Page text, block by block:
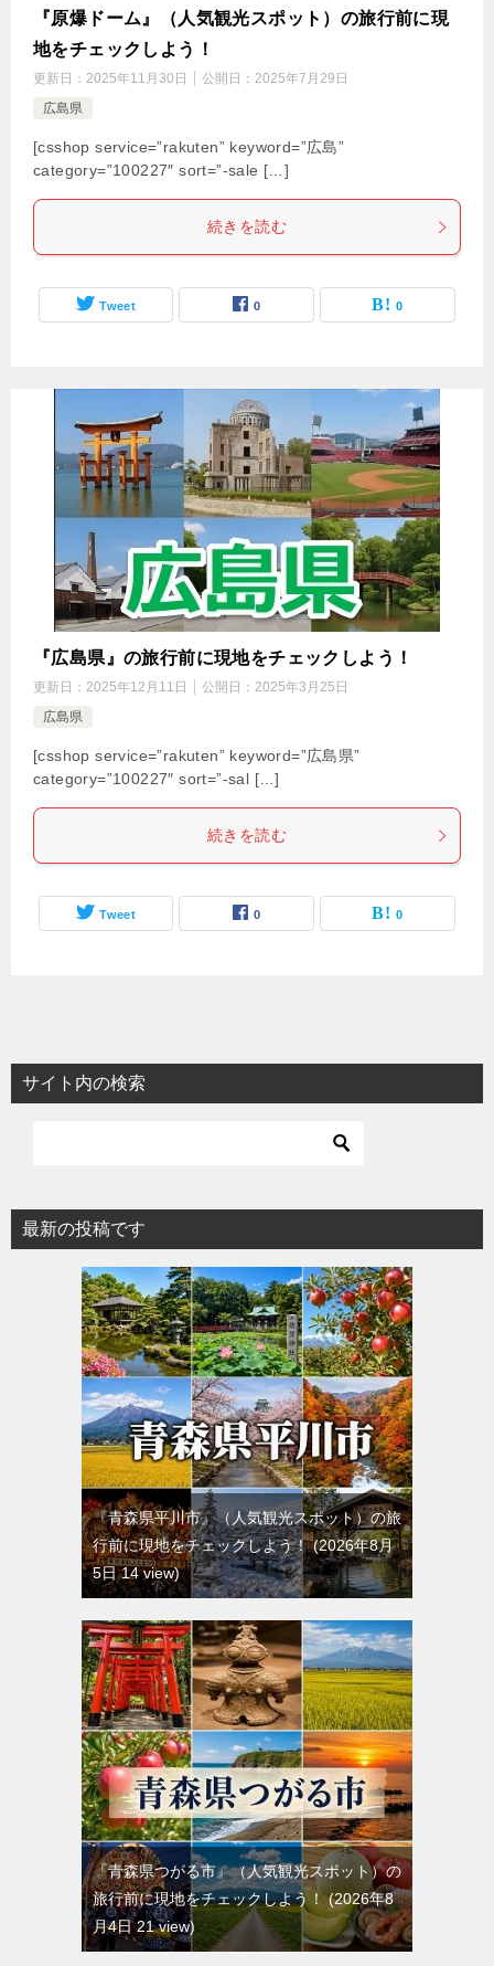
『原爆ドーム』（人気観光スポット）の旅行前に現
地をチェックしよう！
更新日： 2025年11月30日 公開日： 2025年7月29日
広島県
[csshop service=”rakuten” keyword=”広島”
category=”100227″ sort=”-sale […]
続きを読む
Tweet 0 0
『広島県』の旅行前に現地をチェックしよう！
更新日： 2025年12月11日 公開日： 2025年3月25日
広島県
[csshop service=”rakuten” keyword=”広島県”
category=”100227″ sort=”-sal […]
続きを読む
Tweet 0 0
サイト内の検索
最新の投稿です
『青森県平川市』（人気観光スポット）の旅
行前に現地をチェックしよう！ 2026年8月
5日 14 view
『青森県つがる市』（人気観光スポット）の
旅行前に現地をチェックしよう！ 2026年8
月4日 21 view